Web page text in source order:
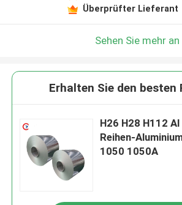
Überprüfter Lieferant
Sehen Sie mehr an
Erhalten Sie den besten
H26 H28 H112
Reihen-
1050 1050A